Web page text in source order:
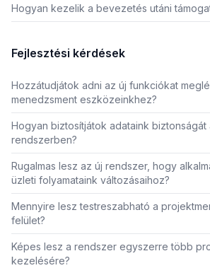
Hogyan kezelik a bevezetés utáni
Fejlesztési kérdések
Hozzátudjátok adni az új funkciókat
menedzsment eszközeinkhez?
Hogyan biztosítjátok adataink biztonságát
rendszerben?
Rugalmas lesz az új rendszer, hogy
üzleti folyamataink változásaihoz?
Mennyire lesz testreszabható a
felület?
Képes lesz a rendszer egyszerre több
kezelésére?